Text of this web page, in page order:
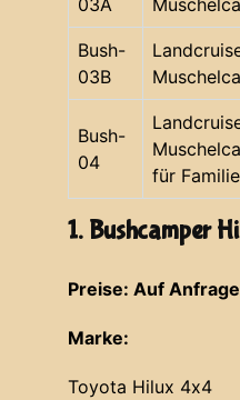
03A
Bush-
03B
Bush-
04
für
1. Bushcamper
Preise: Auf Anfrage
Marke:
Toyota Hilux 4x4